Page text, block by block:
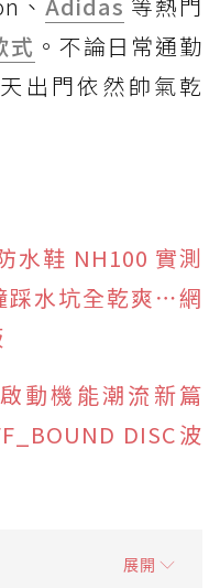
、Adidas 等熱門
式 。不論日常通勤
出門依然帥氣乾
水鞋 NH100 實測
踩水坑全乾爽⋯網
動機能潮流新篇
DISC波
展開